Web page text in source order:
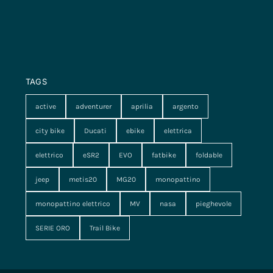
TAGS
active adventurer aprilia argento
city bike Ducati ebike elettrica
elettrico eSR2 EVO fatbike foldable
jeep metis20 MG20 monopattino
monopattino elettrico MV nasa pieghevole
SERIE ORO Trail Bike